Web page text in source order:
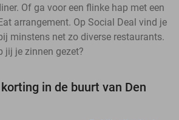
Of ga voor een flinke hap met een
arrangement. Op Social Deal vind je
minstens net zo diverse restaurants.
jij je zinnen gezet?
in de buurt van Den